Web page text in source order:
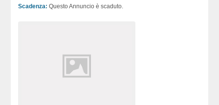
Scadenza: Questo Annuncio è scaduto.